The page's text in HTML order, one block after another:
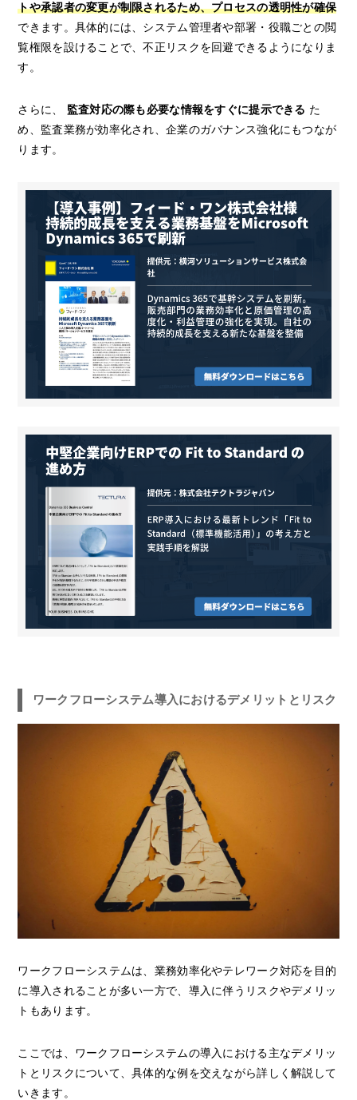
トや承認者の変更が制限されるため、プロセスの透明性が確保
できます。具体的には、システム管理者や部署・役職ごとの閲
覧権限を設けることで、不正リスクを回避できるようになりま
す。
さらに、 監査対応の際も必要な情報をすぐに提示できる た
め、監査業務が効率化され、企業のガバナンス強化にもつなが
ります。
ワークフローシステム導入におけるデメリットとリスク
ワークフローシステムは、業務効率化やテレワーク対応を目的
に導入されることが多い一方で、導入に伴うリスクやデメリッ
トもあります。
ここでは、ワークフローシステムの導入における主なデメリッ
トとリスクについて、具体的な例を交えながら詳しく解説して
いきます。